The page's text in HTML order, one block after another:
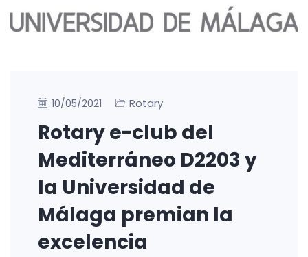
10/05/2021 Rotary
Rotary e-club del
Mediterráneo D2203 y
la Universidad de
Málaga premian la
excelencia